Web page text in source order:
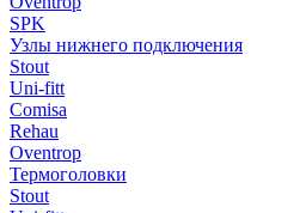
SPK
Узлы нижнего подключения
Stout
Uni-fitt
Comisa
Rehau
Oventrop
Термоголовки
Stout